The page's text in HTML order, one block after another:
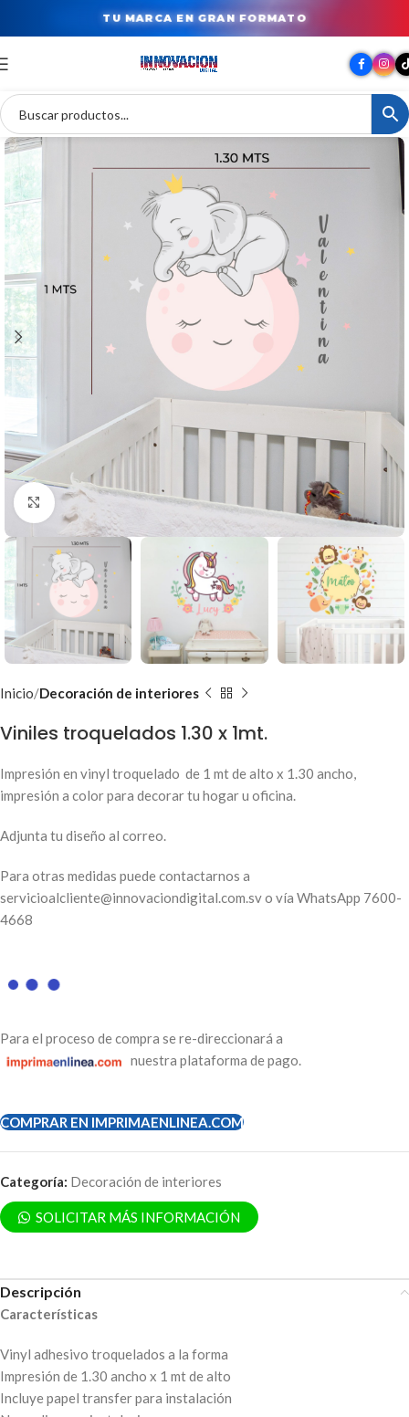
TU MARCA EN GRAN FORMATO
Clic para ampliar
Inicio Decoración de interiores
Viniles troquelados 1.30 x 1mt.
Impresión en vinyl troquelado de 1 mt de alto x 1.30 ancho,
impresión a color para decorar tu hogar u oficina.
Adjunta tu diseño al correo.
Para otras medidas puede contactarnos a
servicioalcliente@innovaciondigital.com.sv o vía WhatsApp 7600-
4668
Para el proceso de compra se re-direccionará a
nuestra plataforma de pago.
COMPRAR EN IMPRIMAENLINEA.COM
Categoría: Decoración de interiores
SOLICITAR MÁS INFORMACIÓN
Descripción
Características
Vinyl adhesivo troquelados a la forma
Impresión de 1.30 ancho x 1 mt de alto
Incluye papel transfer para instalación